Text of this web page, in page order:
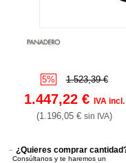
5% 1.523,39 €
1.447,22 € IVA incl.
(1.196,05 € sin IVA)
¿Quieres comprar
Consúltanos y te haremos un